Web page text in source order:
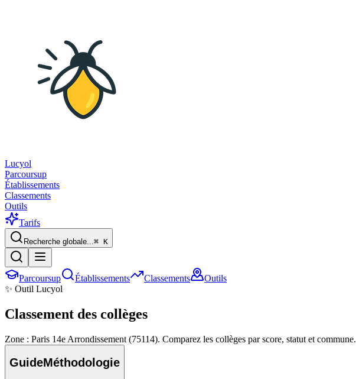
Lucyol
Parcoursup
Établissements
Classements
Outils
Tarifs
Recherche globale...⌘ K
Parcoursup Établissements Classements
Outils
✨ Outil Lucyol
Classement des collèges
Zone : Paris 14e Arrondissement (75114). Comparez les collèges par score, statut et commune.
GuideMéthodologie